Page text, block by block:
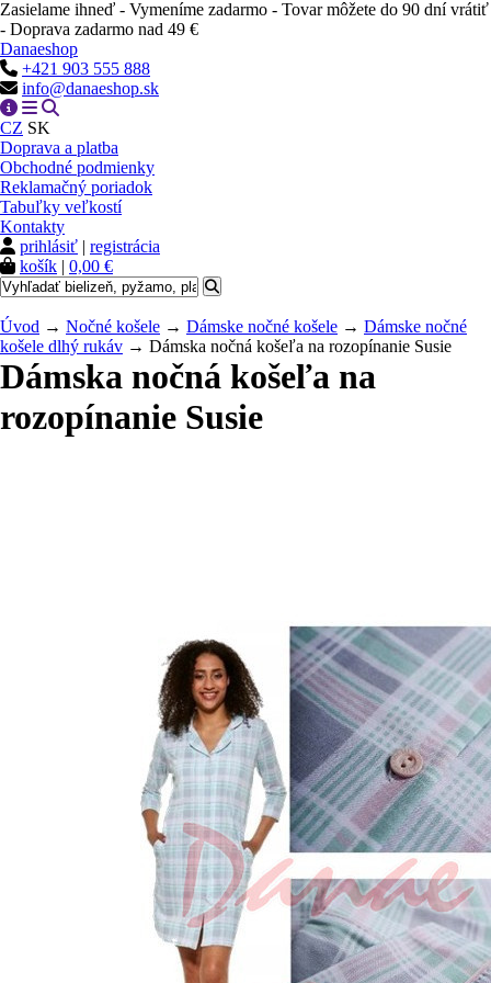
Zasielame ihneď - Vymeníme zadarmo - Tovar môžete do 90 dní vrátiť
- Doprava zadarmo nad 49 €
Danaeshop
+421 903 555 888
info@danaeshop.sk
CZ SK
Doprava a platba
Obchodné podmienky
Reklamačný poriadok
Tabuľky veľkostí
Kontakty
prihlásiť | registrácia
košík | 0,00 €
Úvod → Nočné košele → Dámske nočné košele → Dámske nočné
košele dlhý rukáv → Dámska nočná košeľa na rozopínanie Susie
Dámska nočná košeľa na
rozopínanie Susie